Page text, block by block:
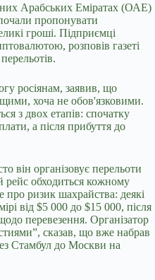
Арабських Еміратах (ОАЕ)
пропонувати
гроші. Підприємці
розповів газеті
росіянам, заявив, що
хоча не обов'язковими.
з двох етапів: спочатку
а після прибуття до
він організовує перельоти
рейс обходиться кожному
ризик шахрайства: деякі
від $5 000 до $15 000, після
перевезення. Організатор
сказав, що вже набрав
Стамбул до Москви на